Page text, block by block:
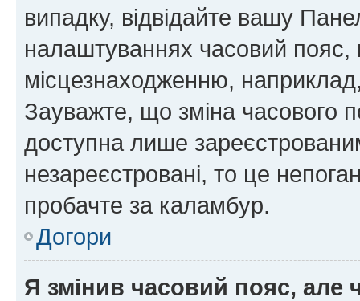
випадку, відвідайте вашу
налаштуваннях часовий пояс,
місцезнаходженню,
Зауважте, що зміна часового
доступна лише
незареєстровані, то це
пробачте за каламбур.
Догори
Я змінив часовий пояс, але